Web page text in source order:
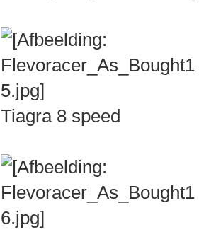
Tiagra 8 speed